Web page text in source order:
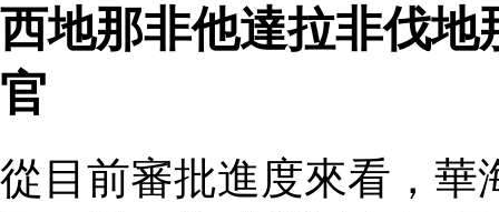
西地那非他達拉非伐
官
從目前審批進度來看，華